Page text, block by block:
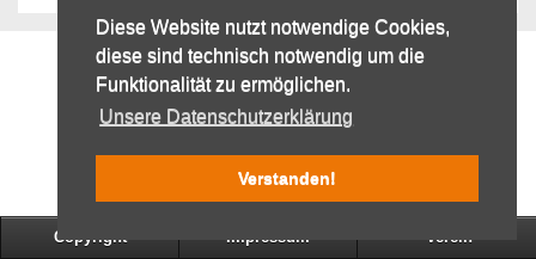
Diese Website nutzt notwendige Cookies,
diese sind technisch notwendig um die
Funktionalität zu ermöglichen.
Unsere Datenschutzerklärung
Verstanden!
Copyright Impressum Verein